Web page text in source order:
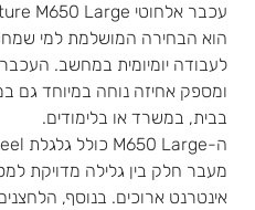
הוא הבחירה המושלמת למי
לעבודה יומיומית במחשב.
ומספק אחיזה נוחה במיוחד גם
בבית, במשרד או בלימודים.
מעבר חלק בין גלילה מדויקת
אינטרנט ארוכים. בנוסף,